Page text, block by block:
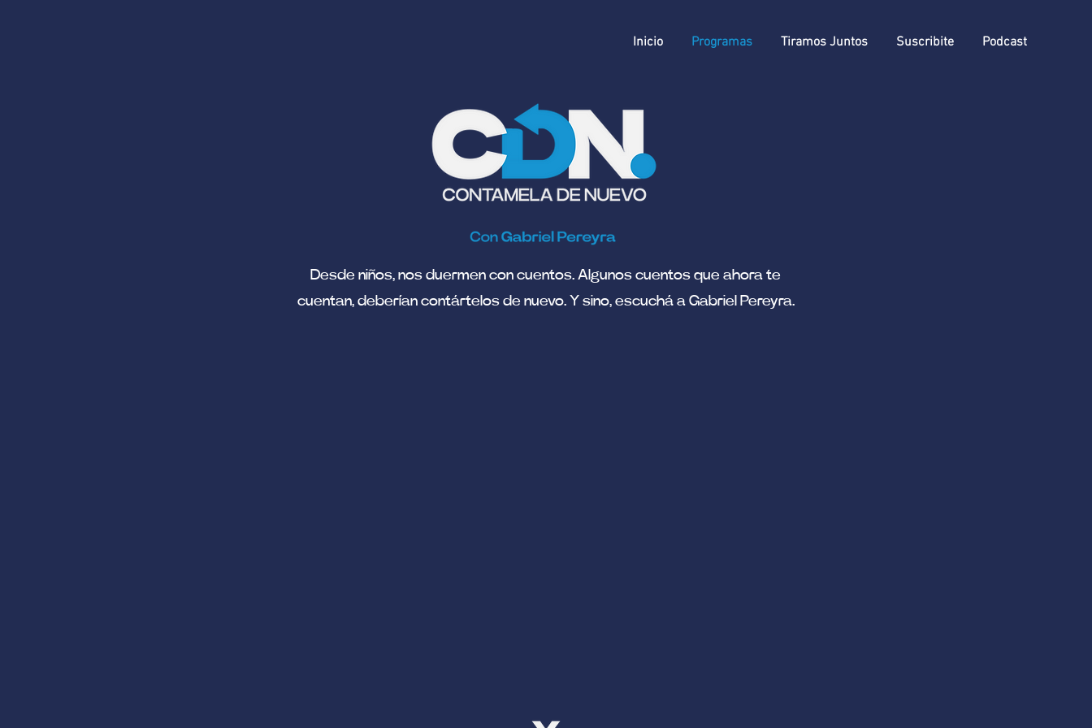
Inicio Programas Tiramos Juntos Suscribite Podcast
Desde niños, nos duermen con cuentos. Algunos cuentos que ahora te
cuentan, deberían contártelos de nuevo. Y sino, escuchá a Gabriel Pereyra.